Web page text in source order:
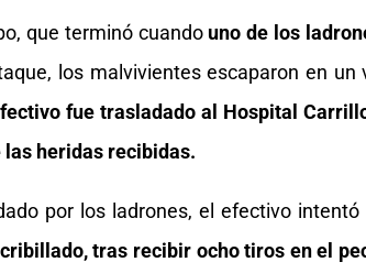
que terminó cuandouno de los
los malvivientes escaparon en un
fue trasladado al Hospital
heridas recibidas.
por los ladrones, el efectivo
tras recibir ocho tiros en el